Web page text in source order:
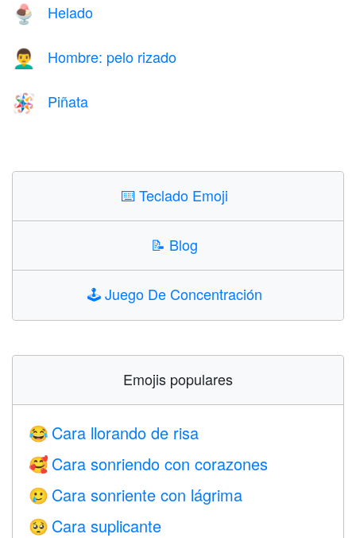
🍨 Helado
👨‍🦱 Hombre: pelo rizado
🪅 Piñata
⌨️Teclado Emoji
📝 Blog
🕹️Juego De Concentración
Emojis populares
😂 Cara llorando de risa
🥰 Cara sonriendo con corazones
🥲 Cara sonriente con lágrima
🥺 Cara suplicante